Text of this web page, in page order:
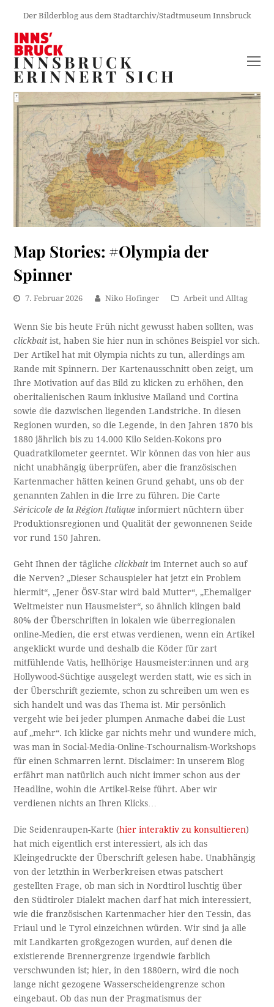
Der Bilderblog aus dem Stadtarchiv/Stadtmuseum Innsbruck
INNSBRUCK
ERINNERT SICH
Map Stories: #Olympia der
Spinner
7. Februar 2026 Niko Hofinger Arbeit und Alltag
Wenn Sie bis heute Früh nicht gewusst haben sollten, was
clickbait ist, haben Sie hier nun in schönes Beispiel vor sich.
Der Artikel hat mit Olympia nichts zu tun, allerdings am
Rande mit Spinnern. Der Kartenausschnitt oben zeigt, um
Ihre Motivation auf das Bild zu klicken zu erhöhen, den
oberitalienischen Raum inklusive Mailand und Cortina
sowie die dazwischen liegenden Landstriche. In diesen
Regionen wurden, so die Legende, in den Jahren 1870 bis
1880 jährlich bis zu 14.000 Kilo Seiden-Kokons pro
Quadratkilometer geerntet. Wir können das von hier aus
nicht unabhängig überprüfen, aber die französischen
Kartenmacher hätten keinen Grund gehabt, uns ob der
genannten Zahlen in die Irre zu führen. Die Carte
Séricicole de la Région Italique informiert nüchtern über
Produktionsregionen und Qualität der gewonnenen Seide
vor rund 150 Jahren.
Geht Ihnen der täglicheclickbait im Internet auch so auf
die Nerven? „Dieser Schauspieler hat jetzt ein Problem
hiermit“, „Jener ÖSV-Star wird bald Mutter“, „Ehemaliger
Weltmeister nun Hausmeister“, so ähnlich klingen bald
80% der Überschriften in lokalen wie überregionalen
online-Medien, die erst etwas verdienen, wenn ein Artikel
angeklickt wurde und deshalb die Köder für zart
mitfühlende Vatis, hellhörige Hausmeister:innen und arg
Hollywood-Süchtige ausgelegt werden statt, wie es sich in
der Überschrift geziemte, schon zu schreiben um wen es
sich handelt und was das Thema ist. Mir persönlich
vergeht wie bei jeder plumpen Anmache dabei die Lust
auf „mehr“. Ich klicke gar nichts mehr und wundere mich,
was man in Social-Media-Online-Tschournalism-Workshops
für einen Schmarren lernt. Disclaimer: In unserem Blog
erfährt man natürlich auch nicht immer schon aus der
Headline, wohin die Artikel-Reise führt. Aber wir
verdienen nichts an Ihren Klicks…
Die Seidenraupen-Karte (hier interaktiv zu konsultieren)
hat mich eigentlich erst interessiert, als ich das
Kleingedruckte der Überschrift gelesen habe. Unabhängig
von der letzthin in Werberkreisen etwas patschert
gestellten Frage, ob man sich in Nordtirol luschtig über
den Südtiroler Dialekt machen darf hat mich interessiert,
wie die französischen Kartenmacher hier den Tessin, das
Friaul und le Tyrol einzeichnen würden. Wir sind ja alle
mit Landkarten großgezogen wurden, auf denen die
existierende Brennergrenze irgendwie farblich
verschwunden ist; hier, in den 1880ern, wird die noch
lange nicht gezogene Wasserscheidengrenze schon
eingebaut. Ob das nun der Pragmatismus der